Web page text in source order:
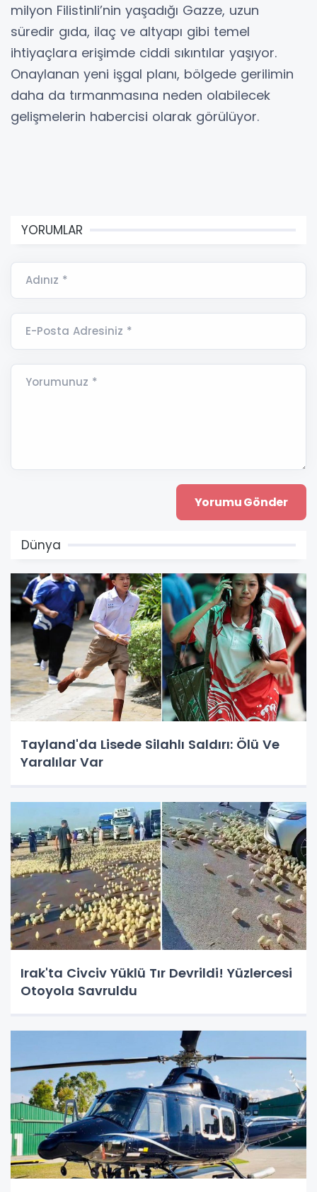
milyon Filistinli’nin yaşadığı Gazze, uzun
süredir gıda, ilaç ve altyapı gibi temel
ihtiyaçlara erişimde ciddi sıkıntılar yaşıyor.
Onaylanan yeni işgal planı, bölgede gerilimin
daha da tırmanmasına neden olabilecek
gelişmelerin habercisi olarak görülüyor.
YORUMLAR
Adınız *
E-Posta Adresiniz *
Yorumunuz *
Dünya
Tayland'da Lisede Silahlı Saldırı: Ölü Ve
Yaralılar Var
Irak'ta Civciv Yüklü Tır Devrildi! Yüzlercesi
Otoyola Savruldu